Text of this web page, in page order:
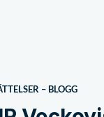
– BLOGG